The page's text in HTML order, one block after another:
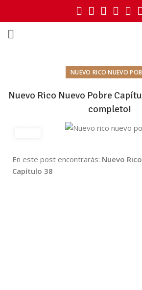
NUEVO RICO NUEVO
Nuevo Rico Nuevo Pobre
completo!
En este post encontrarás: Nuevo
Capítulo 38